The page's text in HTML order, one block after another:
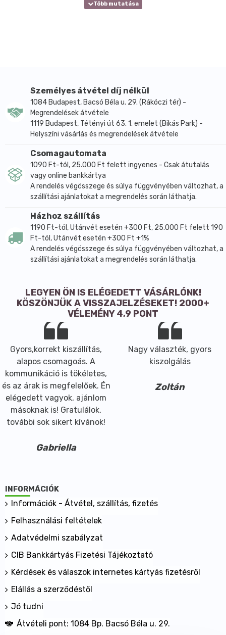
Személyes átvétel díj nélkül
1084 Budapest, Bacsó Béla u. 29. (Rákóczi tér) -
Megrendelések átvétele
1119 Budapest, Tétényi út 63. 1. emelet (Bikás Park) -
Helyszíni vásárlás és megrendelések átvétele
Csomagautomata
1090 Ft-tól, 25.000 Ft felett ingyenes - Csak átutalás
vagy online bankkártya
A rendelés végösszege és súlya függvényében változhat, a
szállítási ajánlatokat a megrendelés során láthatja.
Házhoz szállítás
1190 Ft-tól, Utánvét esetén +300 Ft, 25.000 Ft felett 190
Ft-tól, Utánvét esetén +300 Ft +1%
A rendelés végösszege és súlya függvényében változhat, a
szállítási ajánlatokat a megrendelés során láthatja.
LEGYEN ÖN IS ELÉGEDETT VÁSÁRLÓNK!
KÖSZÖNJÜK A VISSZAJELZÉSEKET! 2000+
VÉLEMÉNY 4,9 PONT
Gyors,korrekt kiszállítás,
alapos csomagoás. A
kommunikáció is tökéletes,
és az árak is megfelelőek. Én
elégedett vagyok, ajánlom
másoknak is! Gratulálok,
további sok sikert kívánok!
Gabriella
Nagy választék, gyors
kiszolgálás
Zoltán
INFORMÁCIÓK
Információk - Átvétel, szállítás, fizetés
Felhasználási feltételek
Adatvédelmi szabályzat
CIB Bankkártyás Fizetési Tájékoztató
Kérdések és válaszok internetes kártyás fizetésről
Elállás a szerződéstől
Jó tudni
Átvételi pont: 1084 Bp. Bacsó Béla u. 29.